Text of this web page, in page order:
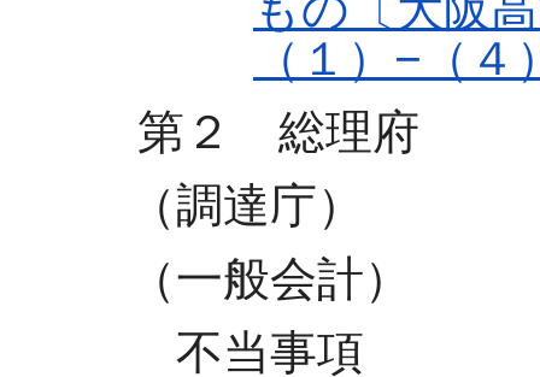
（１）−（４
第２ 総理府
（調達庁）
（一般会計）
不当事項